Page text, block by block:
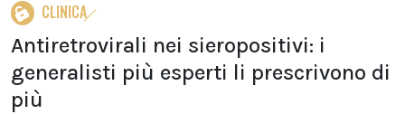
CLINICA
Antiretrovirali nei sieropositivi: i
generalisti più esperti li prescrivono di
più